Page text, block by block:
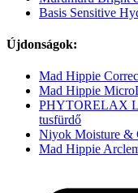
Basis Sensitive
Újdonságok:
Mad Hippie
Mad Hippie
PHYTORELAX
tusfürdő
Niyok Moisture &
Mad Hippie